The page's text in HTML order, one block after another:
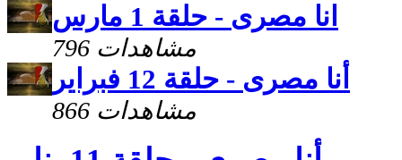
انا مصرى - حلقة 1 مارس
796 مشاهدات
أنا مصرى - حلقة 12 فبراير
866 مشاهدات